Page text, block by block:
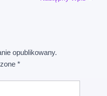
opublikowany.
*